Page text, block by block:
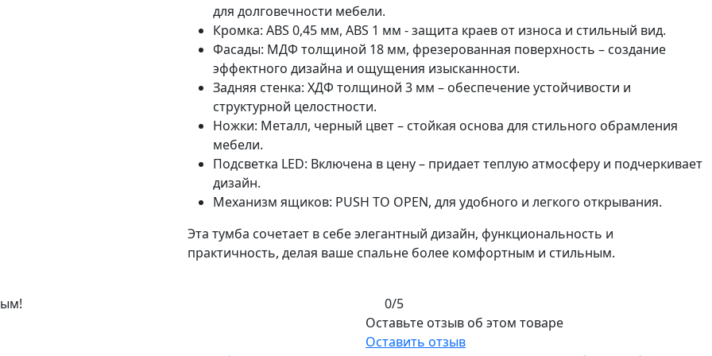
для долговечности мебели.
Кромка: ABS 0,45 мм, ABS 1 мм - защита краев от износа и стильный вид.
Фасады: МДФ толщиной 18 мм, фрезерованная поверхность – создание
эффектного дизайна и ощущения изысканности.
Задняя стенка: ХДФ толщиной 3 мм – обеспечение устойчивости и
структурной целостности.
Ножки: Металл, черный цвет – стойкая основа для стильного обрамления
мебели.
Подсветка LED: Включена в цену – придает теплую атмосферу и подчеркивает
дизайн.
Механизм ящиков: PUSH TO OPEN, для удобного и легкого открывания.
Эта тумба сочетает в себе элегантный дизайн, функциональность и
практичность, делая ваше спальне более комфортным и стильным.
0/5
Оставьте отзыв об этом товаре
Оставить отзыв